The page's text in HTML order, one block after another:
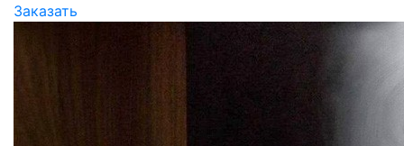
Заказать